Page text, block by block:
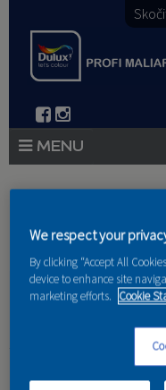
PORADENSTVO
AKCIE A NOVINKY
We respect your
By clicking “Accept All
device to enhance site
marketing efforts. Cookie